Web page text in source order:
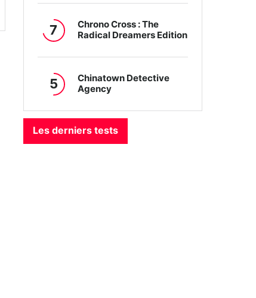
7
Chrono Cross : The
Radical Dreamers Edition
5
Chinatown Detective
Agency
Les derniers tests